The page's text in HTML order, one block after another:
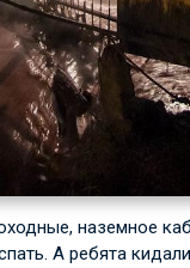
наземное
А ребята